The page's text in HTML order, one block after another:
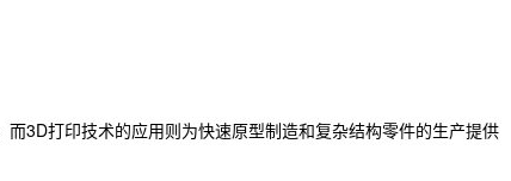
3D打印技术的应用则为快速原型制造和复杂结构零件的生产提供